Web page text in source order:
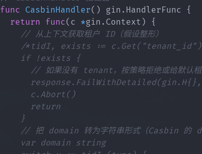
func CasbinHandler( ) gin . HandlerFunc {
return func( c *gin . Context )
{
// 从上下文获取租户 ID（假设整形）
/*tidI, exists := c.Get("tenant_id")